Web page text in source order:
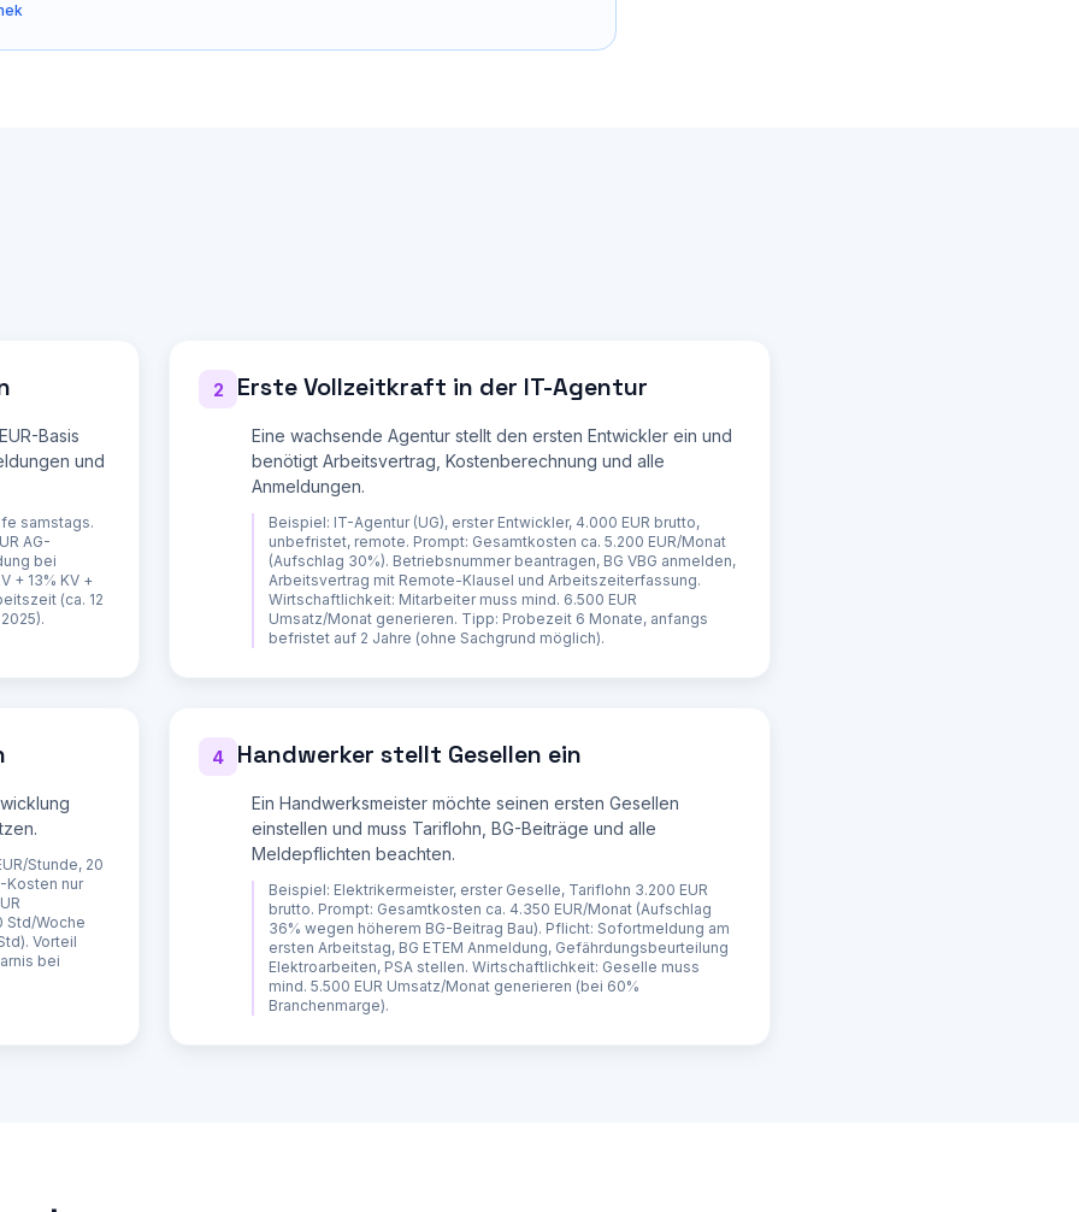
Werkstudent?
| normal | normal | nur RV |
| individuell | individuell | meist steuerfrei |
| ja | ja | nur RV |
Std/Woche | 35-40 Std/Woche | max. 20 Std/Woche |
6 Monaten | ja, nach 6 Monaten | ja, nach 6 Monaten | ja, nach 6
anteilig | 20-30 Tage | ja, anteilig |
Arbeitgebers.
geschehen)
Basis
und
samstags.
AG-
bei
+ 13% KV +
(ca. 12
2 Erste Vollzeitkraft in der IT-Agentur
Eine wachsende Agentur stellt den ersten Entwickler ein und
benötigt Arbeitsvertrag, Kostenberechnung und alle
Anmeldungen.
Beispiel: IT-Agentur (UG), erster Entwickler, 4.000 EUR brutto,
unbefristet, remote. Prompt: Gesamtkosten ca. 5.200 EUR/Monat
(Aufschlag 30%). Betriebsnummer beantragen, BG VBG anmelden,
Arbeitsvertrag mit Remote-Klausel und Arbeitszeiterfassung.
Wirtschaftlichkeit: Mitarbeiter muss mind. 6.500 EUR
Umsatz/Monat generieren. Tipp: Probezeit 6 Monate, anfangs
befristet auf 2 Jahre (ohne Sachgrund möglich).
Stunde, 20
Kosten nur
Std/Woche
Vorteil
bei
4 Handwerker stellt Gesellen ein
Ein Handwerksmeister möchte seinen ersten Gesellen
einstellen und muss Tariflohn, BG-Beiträge und alle
Meldepflichten beachten.
Beispiel: Elektrikermeister, erster Geselle, Tariflohn 3.200 EUR
brutto. Prompt: Gesamtkosten ca. 4.350 EUR/Monat (Aufschlag
36% wegen höherem BG-Beitrag Bau). Pflicht: Sofortmeldung am
ersten Arbeitstag, BG ETEM Anmeldung, Gefährdungsbeurteilung
Elektroarbeiten, PSA stellen. Wirtschaftlichkeit: Geselle muss
mind. 5.500 EUR Umsatz/Monat generieren (bei 60%
Branchenmarge).